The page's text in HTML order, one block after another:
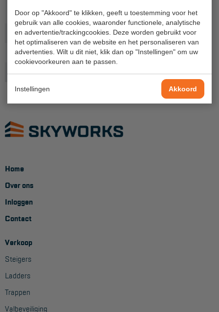
Door op "Akkoord" te klikken, geeft u toestemming voor het
gebruik van alle cookies, waaronder functionele, analytische
en advertentie/trackingcookies. Deze worden gebruikt voor
het optimaliseren van de website en het personaliseren van
advertenties. Wilt u dit niet, klik dan op "Instellingen" om uw
cookievoorkeuren aan te passen.
Instellingen Akkoord
Schaarhoogwerkers
Masthoogwerkers
Autohoogwerkers
Project toepassingen
Laagbouw
Hoogbouw
Industrie
KEURING
Keuring en Inspectie
Valbeveiliging
Reparatie en onderhoud
(m)
3,05
Gewicht (kg) 2,8
Productlijn Sky-Line
Onderdeel Schoor
Home
Over ons
Inloggen
Contact
Verkoop
Steigers
Ladders
Trappen
Valbeveiliging